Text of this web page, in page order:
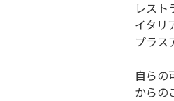
レスト
イタリ
プラス
自らの
からの